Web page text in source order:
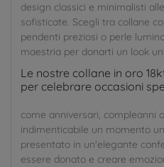
design classici e minimalisti
sofisticate. Scegli tra collane
pendenti preziosi o perle
maestria per donarti un look
Le nostre collane in oro
per celebrare occasioni
come anniversari, compleanni
indimenticabile un momento
presentato in un'elegante
essere donato e creare